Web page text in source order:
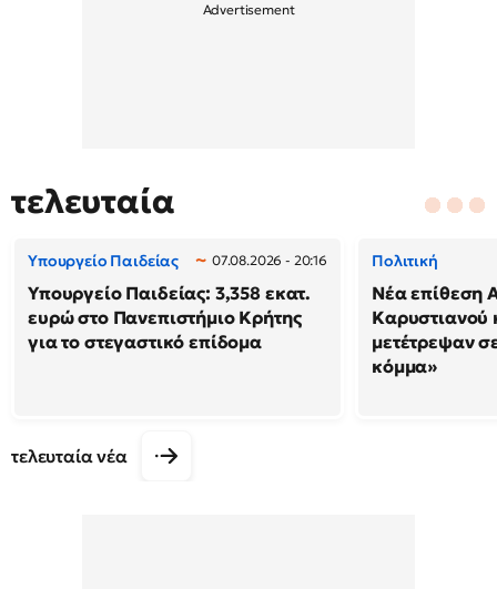
τελευταία
Υπουργείο Παιδείας 07.08.2026 - 20:16
Υπουργείο Παιδείας: 3,358 εκατ.
ευρώ στο Πανεπιστήμιο Κρήτης
για το στεγαστικό επίδομα
Πολιτική
Νέα επίθεση
Καρυστιανού
μετέτρεψαν
κόμμα»
τελευταία νέα